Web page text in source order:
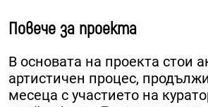
Повече за проекта
В основата на проекта стои
артистичен процес,
месеца с участието на